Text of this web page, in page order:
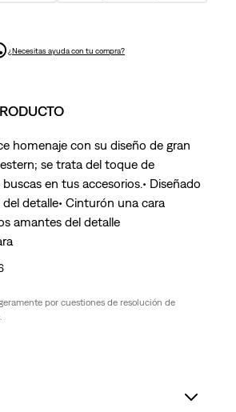
¿Necesitas ayuda con tu compra?
homenaje con su diseño de gran
se trata del toque de
en tus accesorios.• Diseñado
detalle• Cinturón una cara
amantes del detalle
por cuestiones de resolución de